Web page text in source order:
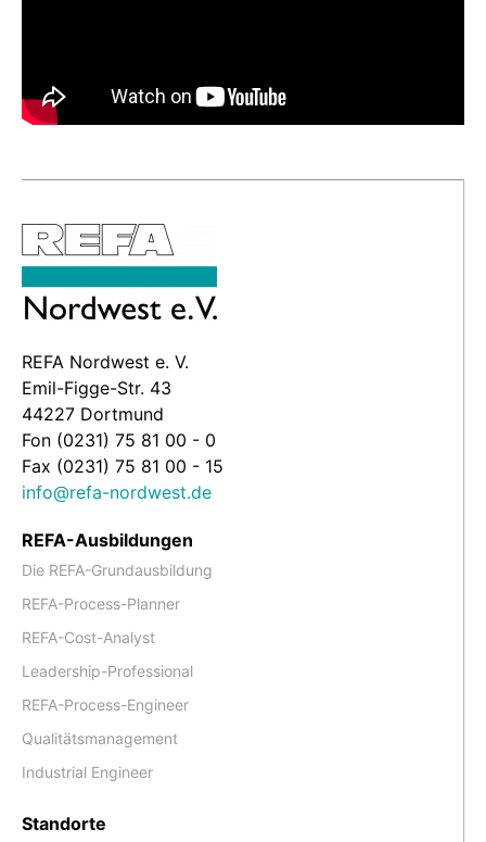
REFA Nordwest e. V.
Emil-Figge-Str. 43
44227 Dortmund
Fon (0231) 75 81 00 - 0
Fax (0231) 75 81 00 - 15
info@refa-nordwest.de
REFA-Ausbildungen
Die REFA-Grundausbildung
REFA-Process-Planner
REFA-Cost-Analyst
Leadership-Professional
REFA-Process-Engineer
Qualitätsmanagement
Industrial Engineer
Standorte